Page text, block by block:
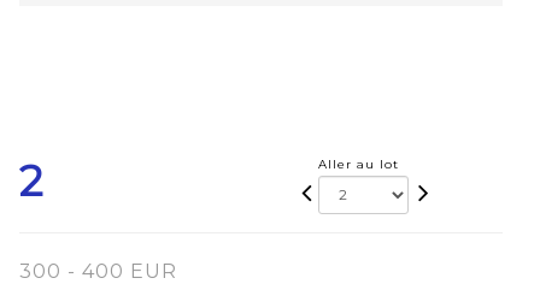
2 Aller au lot
300 - 400 EUR